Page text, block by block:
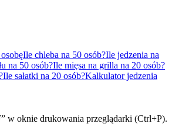
Ile chleba na 50 osób?Ile jedzenia na
na 50 osób?Ile mięsa na grilla na 20 osób?
Ile sałatki na 20 osób?Kalkulator jedzenia
w oknie drukowania przeglądarki (Ctrl+P).